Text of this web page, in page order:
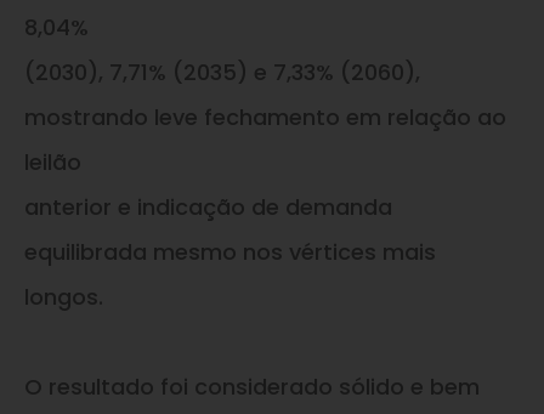
8,04%
(2030), 7,71% (2035) e 7,33% (2060),
mostrando leve fechamento em relação ao
leilão
anterior e indicação de demanda
equilibrada mesmo nos vértices mais
longos.
O resultado foi considerado sólido e bem